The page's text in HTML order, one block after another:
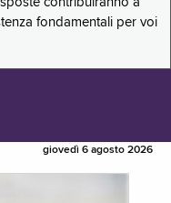
fondamentali per voi
giovedì 6 agosto 2026